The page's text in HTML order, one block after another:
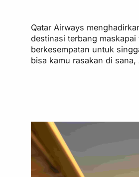
Qatar Airways
destinasi terbang
berkesempatan untuk
bisa kamu rasakan di sana,